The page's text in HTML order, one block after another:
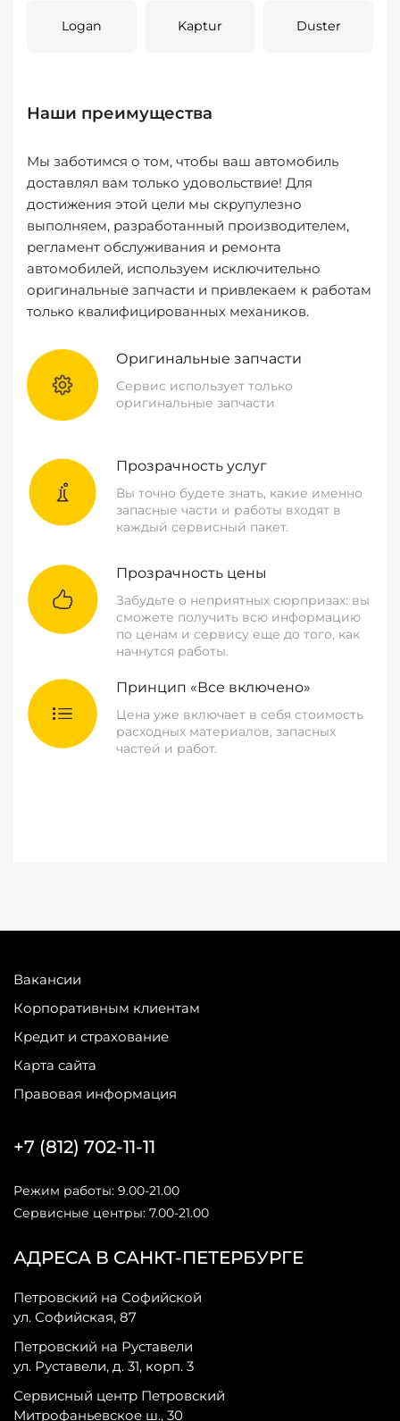
Logan Kaptur Duster
Наши преимущества
Мы заботимся о том, чтобы ваш автомобиль
доставлял вам только удовольствие! Для
достижения этой цели мы скрупулезно
выполняем, разработанный производителем,
регламент обслуживания и ремонта
автомобилей, используем исключительно
оригинальные запчасти и привлекаем к работам
только квалифицированных механиков.
Оригинальные запчасти
Сервис использует только
оригинальные запчасти
Прозрачность услуг
Вы точно будете знать, какие именно
запасные части и работы входят в
каждый сервисный пакет.
Прозрачность цены
Забудьте о неприятных сюрпризах: вы
сможете получить всю информацию
по ценам и сервису еще до того, как
начнутся работы.
Принцип «Все включено»
Цена уже включает в себя стоимость
расходных материалов, запасных
частей и работ.
Вакансии
Корпоративным клиентам
Кредит и страхование
Карта сайта
Правовая информация
АДРЕСА В САНКТ-ПЕТЕРБУРГЕ
Петровский на Софийской
ул. Софийская, 87
Петровский на Руставели
ул. Руставели, д. 31, корп. 3
Сервисный центр Петровский
Митрофаньевское ш., 30
+7 (812) 702-11-11
Режим работы: 9.00-21.00
Сервисные центры: 7.00-21.00